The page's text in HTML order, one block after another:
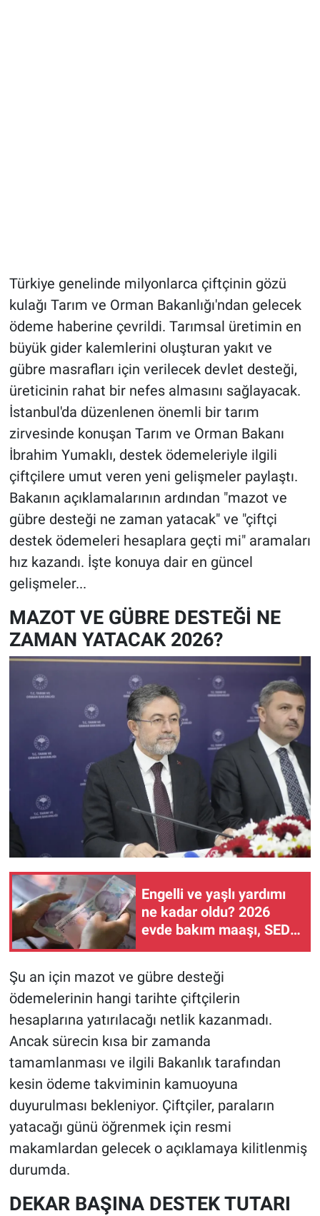
Türkiye genelinde milyonlarca çiftçinin gözü
kulağı Tarım ve Orman Bakanlığı'ndan gelecek
ödeme haberine çevrildi. Tarımsal üretimin en
büyük gider kalemlerini oluşturan yakıt ve
gübre masrafları için verilecek devlet desteği,
üreticinin rahat bir nefes almasını sağlayacak.
İstanbul'da düzenlenen önemli bir tarım
zirvesinde konuşan Tarım ve Orman Bakanı
İbrahim Yumaklı, destek ödemeleriyle ilgili
çiftçilere umut veren yeni gelişmeler paylaştı.
Bakanın açıklamalarının ardından "mazot ve
gübre desteği ne zaman yatacak" ve "çiftçi
destek ödemeleri hesaplara geçti mi" aramaları
hız kazandı. İşte konuya dair en güncel
gelişmeler...
MAZOT VE GÜBRE DESTEĞİ NE
ZAMAN YATACAK 2026?
Engelli ve yaşlı yardımı
ne kadar oldu? 2026
evde bakım maaşı, SED
Şu an için mazot ve gübre desteği
ödemelerinin hangi tarihte çiftçilerin
hesaplarına yatırılacağı netlik kazanmadı.
Ancak sürecin kısa bir zamanda
tamamlanması ve ilgili Bakanlık tarafından
kesin ödeme takviminin kamuoyuna
duyurulması bekleniyor. Çiftçiler, paraların
yatacağı günü öğrenmek için resmi
makamlardan gelecek o açıklamaya kilitlenmiş
durumda.
DEKAR BAŞINA DESTEK TUTARI